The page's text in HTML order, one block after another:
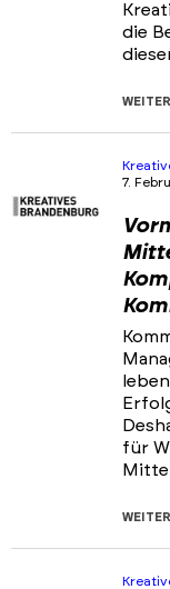
die
WEITER
7.
für
WEITER